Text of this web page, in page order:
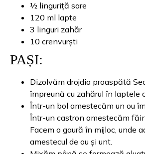
½ linguriță sare
120 ml lapte
3 linguri zahăr
10 crenvurști
PAȘI:
Dizolvăm drojdia proaspătă
împreună cu zahărul în laptele
Într-un bol amestecăm un ou
Într-un castron amestecăm
Facem o gaură în mijloc, unde
amestecul de ou și unt.